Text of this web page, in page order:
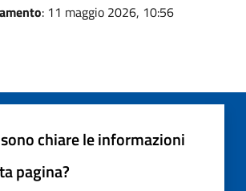
: 11 maggio 2026, 10:56
chiare le informazioni
pagina?